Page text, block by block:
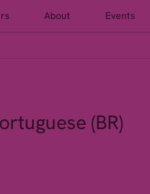
About Events
(BR)